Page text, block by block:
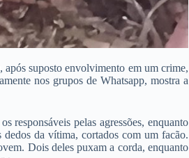
após suposto envolvimento em um crime,
nos grupos de Whatsapp, mostra a
responsáveis pelas agressões, enquanto
da vítima, cortados com um facão.
Dois deles puxam a corda, enquanto